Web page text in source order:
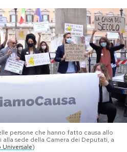
persone che hanno fatto causa allo
sede della Camera dei Deputati, a
)